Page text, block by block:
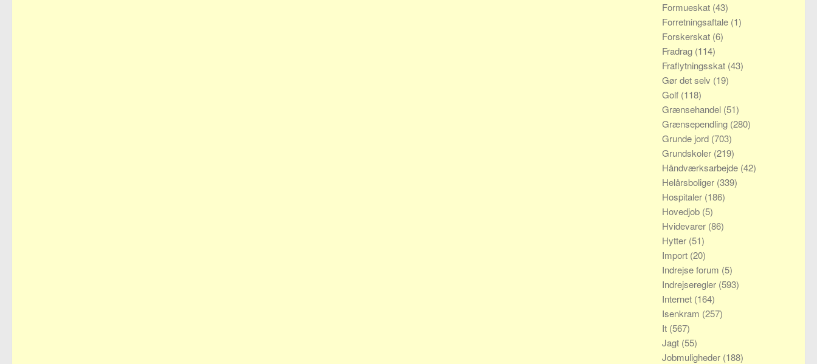
Formueskat (43)
Forretningsaftale (1)
Forskerskat (6)
Fradrag (114)
Fraflytningsskat (43)
Gør det selv (19)
Golf (118)
Grænsehandel (51)
Grænsependling (280)
Grunde jord (703)
Grundskoler (219)
Håndværksarbejde (42)
Helårsboliger (339)
Hospitaler (186)
Hovedjob (5)
Hvidevarer (86)
Hytter (51)
Import (20)
Indrejse forum (5)
Indrejseregler (593)
Internet (164)
Isenkram (257)
It (567)
Jagt (55)
Jobmuligheder (188)